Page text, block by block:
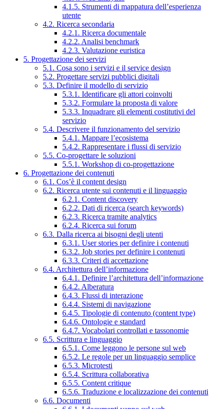
4.1.5. Strumenti di mappatura dell’esperienza
utente
4.2. Ricerca secondaria
4.2.1. Ricerca documentale
4.2.2. Analisi benchmark
4.2.3. Valutazione euristica
5. Progettazione dei servizi
5.1. Cosa sono i servizi e il service design
5.2. Progettare servizi pubblici digitali
5.3. Definire il modello di servizio
5.3.1. Identificare gli attori coinvolti
5.3.2. Formulare la proposta di valore
5.3.3. Inquadrare gli elementi costitutivi del
servizio
5.4. Descrivere il funzionamento del servizio
5.4.1. Mappare l’ecosistema
5.4.2. Rappresentare i flussi di servizio
5.5. Co-progettare le soluzioni
5.5.1. Workshop di co-progettazione
6. Progettazione dei contenuti
6.1. Cos’è il content design
6.2. Ricerca utente sui contenuti e il linguaggio
6.2.1. Content discovery
6.2.2. Dati di ricerca (search keywords)
6.2.3. Ricerca tramite analytics
6.2.4. Ricerca sui forum
6.3. Dalla ricerca ai bisogni degli utenti
6.3.1. User stories per definire i contenuti
6.3.2. Job stories per definire i contenuti
6.3.3. Criteri di accettazione
6.4. Architettura dell’informazione
6.4.1. Definire l’architettura dell’informazione
6.4.2. Alberatura
6.4.3. Flussi di interazione
6.4.4. Sistemi di navigazione
6.4.5. Tipologie di contenuto (content type)
6.4.6. Ontologie e standard
6.4.7. Vocabolari controllati e tassonomie
6.5. Scrittura e linguaggio
6.5.1. Come leggono le persone sul web
6.5.2. Le regole per un linguaggio semplice
6.5.3. Microtesti
6.5.4. Scrittura collaborativa
6.5.5. Content critique
6.5.6. Traduzione e localizzazione dei contenuti
6.6. Documenti